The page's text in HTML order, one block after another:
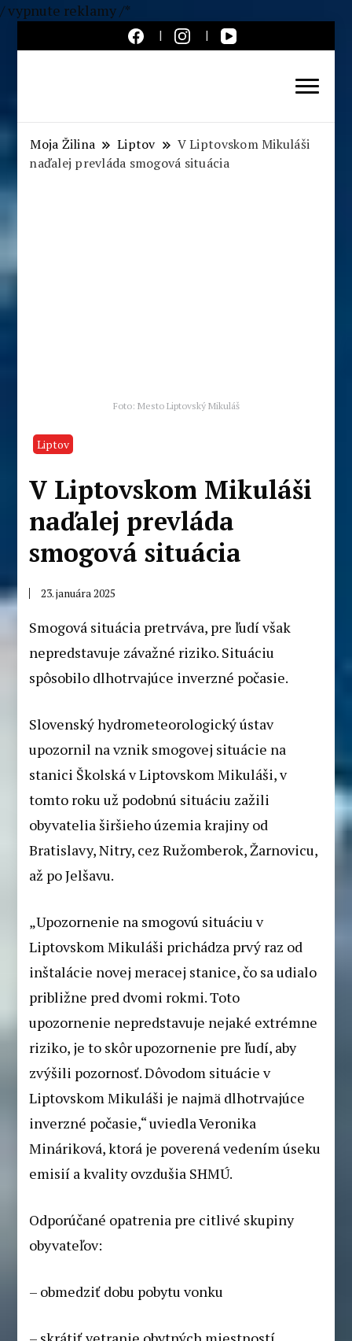
/ vypnute reklamy /*
Slovensko
Moja Žilina Liptov
V Liptovskom Mikuláši
naďalej prevláda smogová situácia
Foto: Mesto Liptovský Mikuláš
Liptov
V Liptovskom Mikuláši
naďalej prevláda
smogová situácia
23. januára 2025
Smogová situácia pretrváva, pre ľudí však
nepredstavuje závažné riziko. Situáciu
spôsobilo dlhotrvajúce inverzné počasie.
Slovenský hydrometeorologický ústav
upozornil na vznik smogovej situácie na
stanici Školská v Liptovskom Mikuláši, v
tomto roku už podobnú situáciu zažili
obyvatelia širšieho územia krajiny od
Bratislavy, Nitry, cez Ružomberok, Žarnovicu,
až po Jelšavu.
„Upozornenie na smogovú situáciu v
Liptovskom Mikuláši prichádza prvý raz od
inštalácie novej meracej stanice, čo sa udialo
približne pred dvomi rokmi. Toto
upozornenie nepredstavuje nejaké extrémne
riziko, je to skôr upozornenie pre ľudí, aby
zvýšili pozornosť. Dôvodom situácie v
Liptovskom Mikuláši je najmä dlhotrvajúce
inverzné počasie,“ uviedla Veronika
Mináriková, ktorá je poverená vedením úseku
emisií a kvality ovzdušia SHMÚ.
Odporúčané opatrenia pre citlivé skupiny
obyvateľov:
– obmedziť dobu pobytu vonku